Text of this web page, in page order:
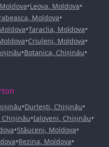
•Leova, Moldova•
Moldova•
•Taraclia, Moldova•
•Criuleni, Moldova•
•Botanica, Chișinău•
•Durlești, Chișinău•
•Ialoveni, Chișinău•
•Stăuceni, Moldova•
•Rezina, Moldova•